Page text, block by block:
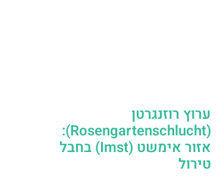
ערוץ רוזנגרטן
(Rosengartenschlucht):
אזור אימשט (Imst) בחבל
טירול